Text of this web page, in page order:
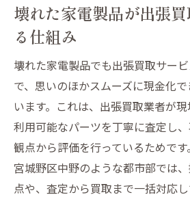
壊れた家電製品が出張
る仕組み
壊れた家電製品でも出張買取サー
で、思いのほかスムーズに現金化
います。これは、出張買取業者が
利用可能なパーツを丁寧に査定し
観点から評価を行っているためで
宮城野区中野のような都市部では
点や、査定から買取まで一括対応